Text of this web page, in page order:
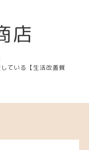
店
ている【生活改善質